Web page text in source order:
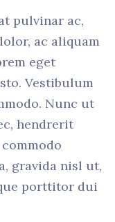
pulvinar ac,
ac aliquam
eget
Vestibulum
Nunc ut
hendrerit
gravida nisl ut,
porttitor dui